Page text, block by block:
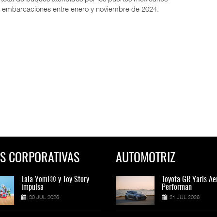
entre enero y noviembre de 2024.
CORPORATIVAS
Lala Yomi® y Toy Story
impulsa
30 JUL 2026
Lala Yomi® y Toy
impulsa
30 JUL 2026
AUTOMOTRIZ
Toyota GR Yaris Aero
Performan
21 JUL 2026
Toyota GR Yaris
Performan
21 JUL 2026